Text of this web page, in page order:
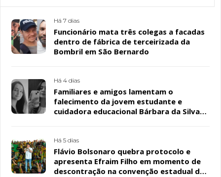
Há 7 dias
Funcionário mata três colegas a facadas
dentro de fábrica de terceirizada da
Bombril em São Bernardo
Há 4 dias
Familiares e amigos lamentam o
falecimento da jovem estudante e
cuidadora educacional Bárbara da Silva
Há 5 dias
Flávio Bolsonaro quebra protocolo e
apresenta Efraim Filho em momento de
descontração na convenção estadual do